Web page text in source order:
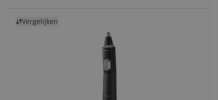
Vergelijken